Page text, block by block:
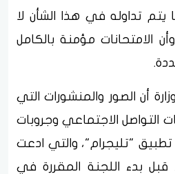
يتم تداوله في هذا الشأن لا
الامتحانات مؤمنة بالكامل
أن الصور والمنشورات التي
التواصل الاجتماعي وجروبات
"تليجرام"، والتي ادعت
قبل بدء اللجنة المقررة في